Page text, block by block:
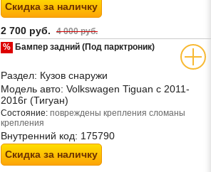
Скидка за наличку
2 700 руб. 4 000 руб.
% Бампер задний (Под парктроник)
Раздел: Кузов снаружи
Модель авто: Volkswagen Tiguan с 2011-
2016г (Тигуан)
Состояние: повреждены крепления сломаны
крепления
Внутренний код: 175790
Скидка за наличку